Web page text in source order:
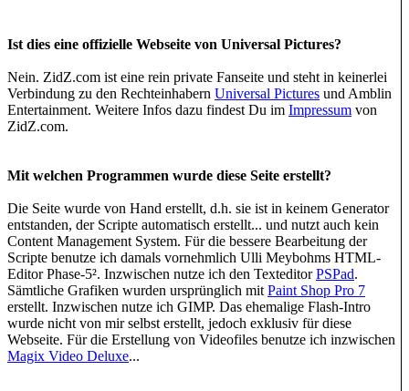
Ist dies eine offizielle Webseite von Universal Pictures?
Nein. ZidZ.com ist eine rein private Fanseite und steht in keinerlei
Verbindung zu den Rechteinhabern Universal Pictures und Amblin
Entertainment. Weitere Infos dazu findest Du im Impressum von
ZidZ.com.
Mit welchen Programmen wurde diese Seite erstellt?
Die Seite wurde von Hand erstellt, d.h. sie ist in keinem Generator
entstanden, der Scripte automatisch erstellt... und nutzt auch kein
Content Management System. Für die bessere Bearbeitung der
Scripte benutze ich damals vornehmlich Ulli Meybohms HTML-
Editor Phase-5². Inzwischen nutze ich den TexteditorPSPad.
Sämtliche Grafiken wurden ursprünglich mit Paint Shop Pro 7
erstellt. Inzwischen nutze ich GIMP. Das ehemalige Flash-Intro
wurde nicht von mir selbst erstellt, jedoch exklusiv für diese
Webseite. Für die Erstellung von Videofiles benutze ich inzwischen
Magix Video Deluxe...